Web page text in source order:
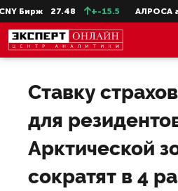
Бирж 27.48 +-15.5 АЛРОСА ао
Ставку
для
Арктической
сократят в 4